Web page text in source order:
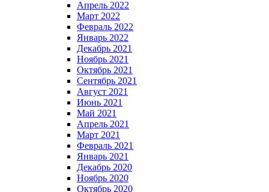
Апрель 2022
Март 2022
Февраль 2022
Январь 2022
Декабрь 2021
Ноябрь 2021
Октябрь 2021
Сентябрь 2021
Август 2021
Июнь 2021
Май 2021
Апрель 2021
Март 2021
Февраль 2021
Январь 2021
Декабрь 2020
Ноябрь 2020
Октябрь 2020